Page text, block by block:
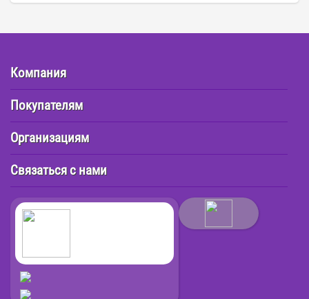
Компания
Покупателям
Организациям
Связаться с нами